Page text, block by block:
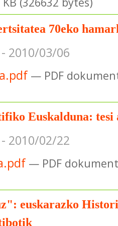
70eko
2010/03/06
— PDF
Euskalduna: tesi
2010/02/22
— PDF
euskarazko